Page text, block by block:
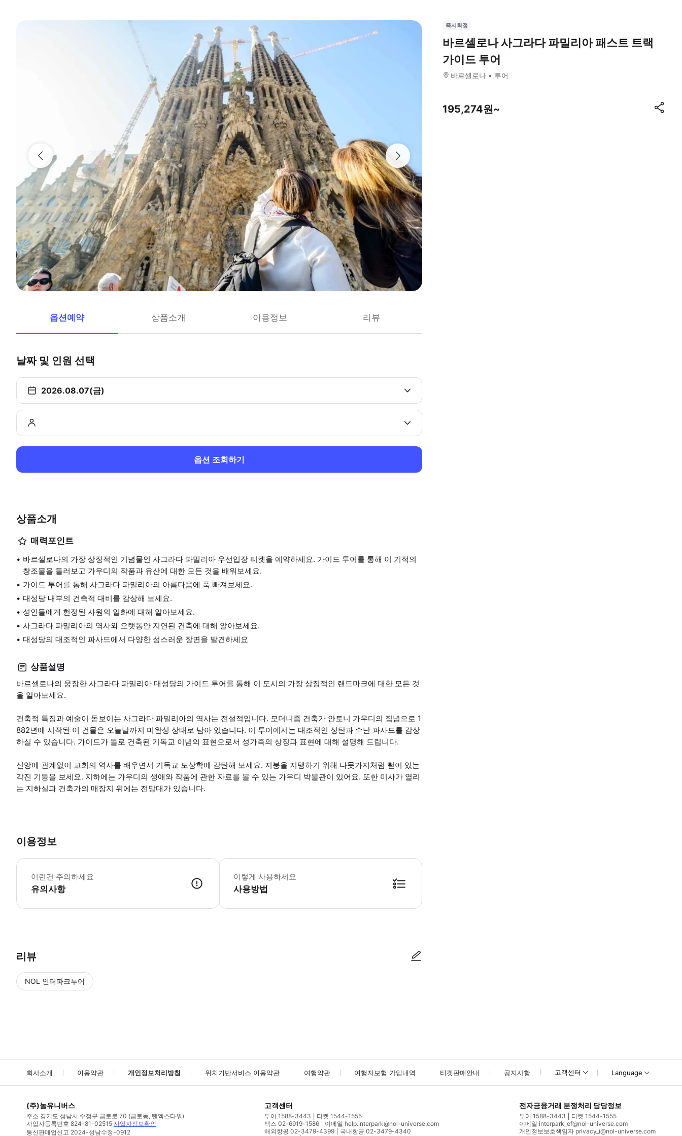
옵션예약 상품소개 이용정보 리뷰
날짜 및 인원 선택
2026.08.07(금)
옵션 조회하기
상품소개
매력포인트
바르셀로나의 가장 상징적인 기념물인 사그라다 파밀리아 우선입장 티켓을 예약하세요. 가이드 투어를 통해 이 기적의
창조물을 둘러보고 가우디의 작품과 유산에 대한 모든 것을 배워보세요.
가이드 투어를 통해 사그라다 파밀리아의 아름다움에 푹 빠져보세요.
대성당 내부의 건축적 대비를 감상해 보세요.
성인들에게 헌정된 사원의 일화에 대해 알아보세요.
사그라다 파밀리아의 역사와 오랫동안 지연된 건축에 대해 알아보세요.
대성당의 대조적인 파사드에서 다양한 성스러운 장면을 발견하세요
상품설명
바르셀로나의 웅장한 사그라다 파밀리아 대성당의 가이드 투어를 통해 이 도시의 가장 상징적인 랜드마크에 대한 모든 것
을 알아보세요.
건축적 특징과 예술이 돋보이는 사그라다 파밀리아의 역사는 전설적입니다. 모더니즘 건축가 안토니 가우디의 집념으로 1
882년에 시작된 이 건물은 오늘날까지 미완성 상태로 남아 있습니다. 이 투어에서는 대조적인 성탄과 수난 파사드를 감상
하실 수 있습니다. 가이드가 돌로 건축된 기독교 이념의 표현으로서 성가족의 상징과 표현에 대해 설명해 드립니다.
신앙에 관계없이 교회의 역사를 배우면서 기독교 도상학에 감탄해 보세요. 지붕을 지탱하기 위해 나뭇가지처럼 뻗어 있는
각진 기둥을 보세요. 지하에는 가우디의 생애와 작품에 관한 자료를 볼 수 있는 가우디 박물관이 있어요. 또한 미사가 열리
는 지하실과 건축가의 매장지 위에는 전망대가 있습니다.
이용정보
이런건 주의하세요
유의사항
프라이빗 투어는 스페인어로도 제공될 수 있습니다 복장이 단정하지 못할 시 입장이 제한될 수 있습니다. 보안 검색을 통과하는 데 걸리는 시간을 줄이기
이렇게 사용하세요
사용방법
리뷰
NOL 인터파크투어
즉시확정
바르셀로나 사그라다 파밀리아 패스트 트랙
가이드 투어
바르셀로나 투어
195,274원~
회사소개 이용약관 개인정보처리방침 위치기반서비스 이용약관 여행약관 여행자보험 가입내역 티켓판매안내 공지사항 고객센터 Language
(주)놀유니버스
주소 경기도 성남시 수정구 금토로 70 (금토동, 텐엑스타워)
사업자등록번호 824-81-02515 사업자정보확인
통신판매업신고 2024-성남수정-0912
고객센터
투어 1588-3443
티켓 1544-1555
팩스 02-6919-1586
이메일 help.interpark@nol-universe.com
해외항공 02-3479-4399
국내항공 02-3479-4340
전자금융거래 분쟁처리 담당정보
투어 1588-3443
티켓 1544-1555
이메일 interpark_ef@nol-universe.com
개인정보보호책임자 privacy_i@nol-universe.com